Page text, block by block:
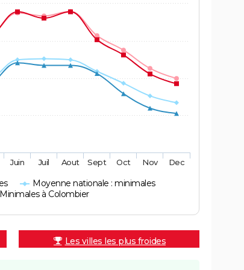
Moyenne nationale : minimales
Minimales à Colombier
Juin Juil Aout Sept Oct Nov Dec
Les villes les plus froides